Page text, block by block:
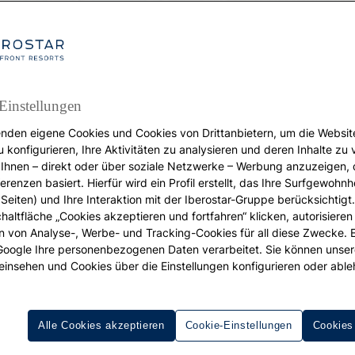
REISEZIELE
besten Hotels für
Inclusive-Day-Pass
Mallorca
den Ein-Tages-Pass in Mallorca mit allem inklusive
ergänze damit deine nächste Reise.
eigene Cookies und Cookies von Drittanbietern, um die
konfigurieren, Ihre Aktivitäten zu analysieren und deren Inhalte zu
– direkt oder über soziale Netzwerke – Werbung anzuzeigen,
basiert. Hierfür wird ein Profil erstellt, das Ihre
und Ihre Interaktion mit der Iberostar-Gruppe berücksichtigt.
„Cookies akzeptieren und fortfahren“ klicken, autorisieren
von Analyse-, Werbe- und Tracking-Cookies für all diese Zwecke.
Ihre personenbezogenen Daten verarbeitet. Sie können
und Cookies über die Einstellungen konfigurieren oder
Cookie-Einstellungen
Alle Cookies akzeptieren